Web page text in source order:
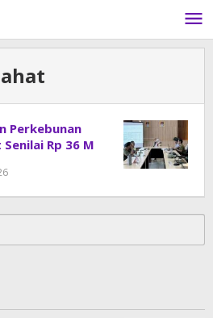
Perkebunan
Rp 36 M